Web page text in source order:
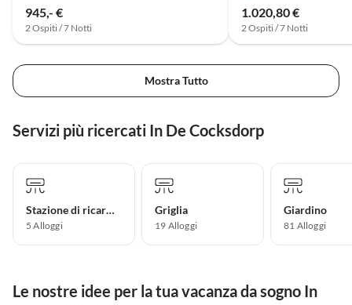
945,- €
2 Ospiti / 7 Notti
1.020,80 €
2 Ospiti / 7 Notti
Mostra Tutto
Servizi più ricercati In De Cocksdorp
Stazione di ricarica per auto elettriche
5 Alloggi
Griglia
19 Alloggi
Giardino
81 Alloggi
Le nostre idee per la tua vacanza da sogno In